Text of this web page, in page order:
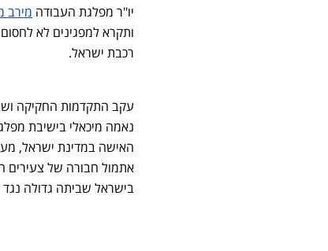
יו"ר מפלגת העבודה מירב
ותקרא למפגינים לא
רכבת ישראל.
עקב התקדמות החקיקה
נאמה מיכאלי בישיבת
האישה במדינת ישראל,
אתמול חבורה של צעירים
בישראל שביתה גדולה נגד